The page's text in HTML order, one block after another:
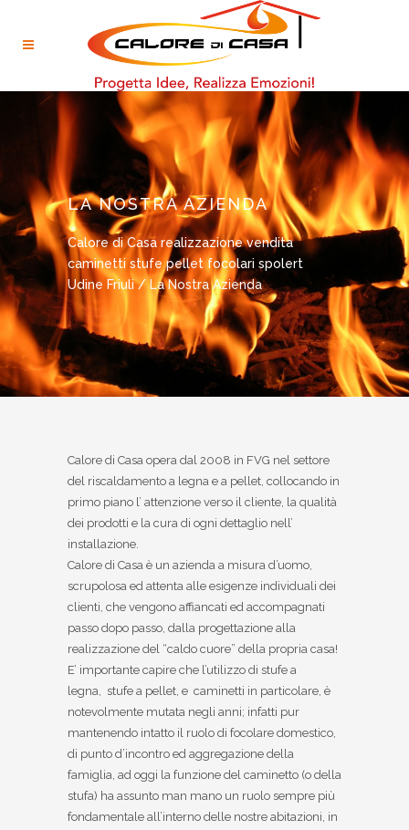
LA NOSTRA AZIENDA
Calore di Casa realizzazione vendita
caminetti stufe pellet focolari spolert
Udine Friuli/La Nostra Azienda
Calore di Casa opera dal 2008 in FVG nel settore
del riscaldamento a legna e a pellet, collocando in
primo piano l’ attenzione verso il cliente, la qualità
dei prodotti e la cura di ogni dettaglio nell’
installazione.
Calore di Casa è un azienda a misura d’uomo,
scrupolosa ed attenta alle esigenze individuali dei
clienti, che vengono affiancati ed accompagnati
passo dopo passo, dalla progettazione alla
realizzazione del “caldo cuore” della propria casa!
E’ importante capire che l’utilizzo di stufe a
legna, stufe a pellet, e caminetti in particolare, è
notevolmente mutata negli anni; infatti pur
mantenendo intatto il ruolo di focolare domestico,
di punto d’incontro ed aggregazione della
famiglia, ad oggi la funzione del caminetto (o della
stufa) ha assunto man mano un ruolo sempre più
fondamentale all’interno delle nostre abitazioni, in